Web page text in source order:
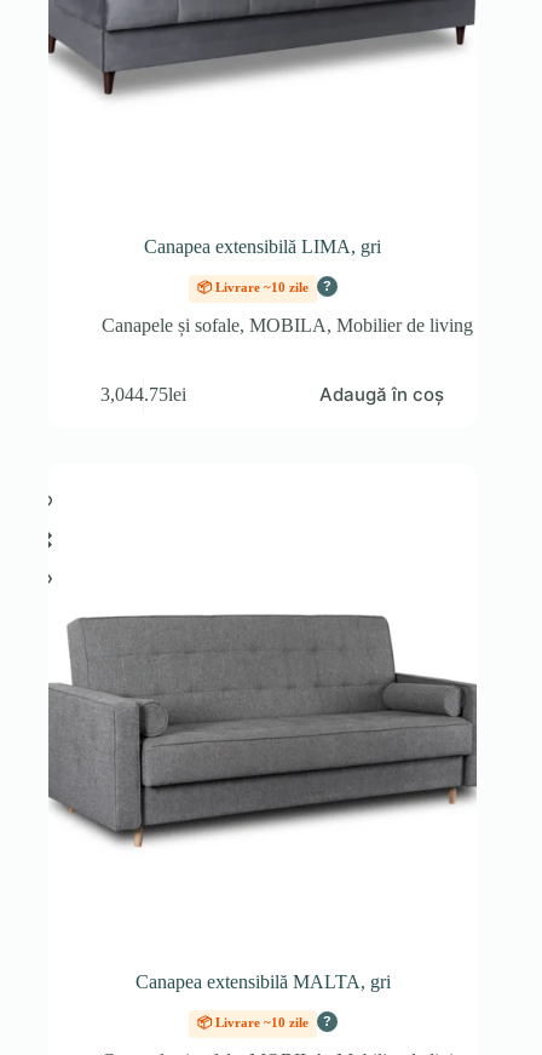
Canapea extensibilă LIMA, gri
📦 Livrare ~10 zile ?
Canapele și sofale, MOBILA, Mobilier de living
3,044.75lei Adaugă în coș
Canapea extensibilă MALTA, gri
📦 Livrare ~10 zile ?